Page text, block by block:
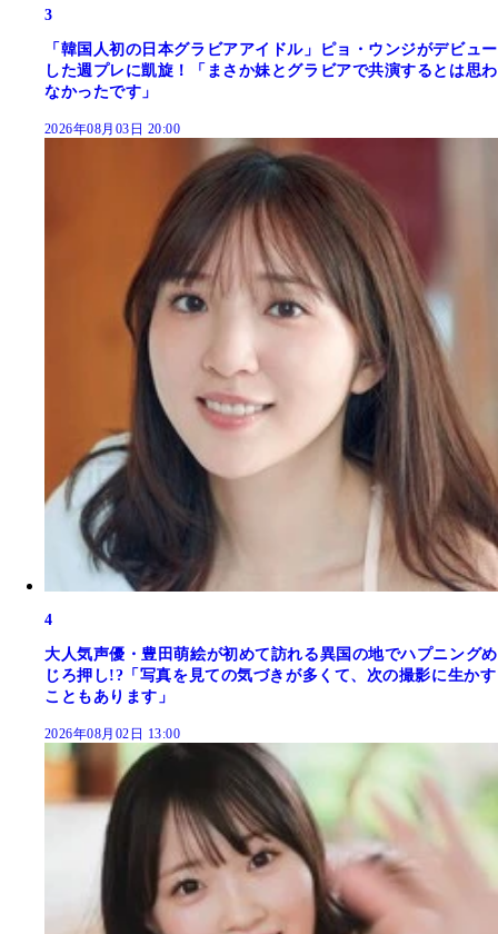
3
「韓国人初の日本グラビアアイドル」ピョ・ウンジがデビュー
した週プレに凱旋！「まさか妹とグラビアで共演するとは思わ
なかったです」
2026年08月03日 20:00
4
大人気声優・豊田萌絵が初めて訪れる異国の地でハプニングめ
じろ押し!?「写真を見ての気づきが多くて、次の撮影に生かす
こともあります」
2026年08月02日 13:00